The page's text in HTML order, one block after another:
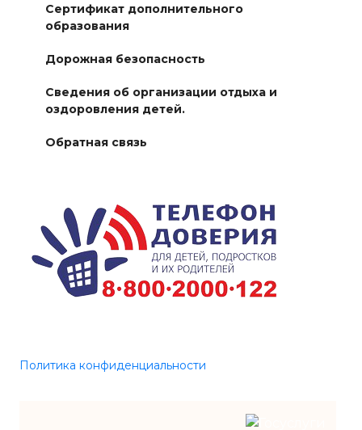
Сертификат дополнительного
образования
Дорожная безопасность
Сведения об организации отдыха и
оздоровления детей.
Обратная связь
Политика конфиденциальности